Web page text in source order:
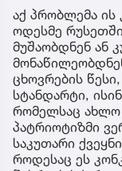
აქ პრობლემა ის
ოდესმე
მუშაობდნენ ან
ცხოვრების
სტანდარტი,
რომელსაც
პატრიოტიზმი
საკუთარი
როდესაც ეს